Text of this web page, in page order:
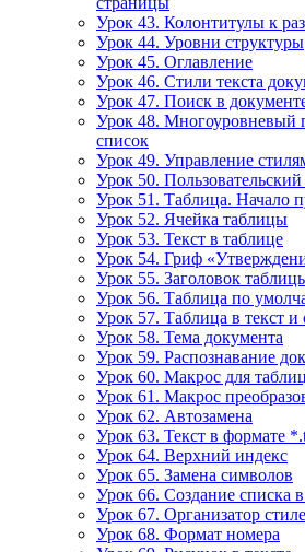
Урок 43. Колонтитулы к
Урок 44. Уровни структуры
Урок 45. Оглавление
Урок 46. Стили текста
Урок 47. Поиск в
Урок 48. Многоуровневый
список
Урок 49. Управление
Урок 50.
Урок 51. Таблица. Начало
Урок 52. Ячейка таблицы
Урок 53. Текст в таблице
Урок 54. Гриф
Урок 55. Заголовок
Урок 56. Таблица по
Урок 57. Таблица в текст и
Урок 58. Тема документа
Урок 59. Распознавание
Урок 60. Макрос для
Урок 61. Макрос
Урок 62. Автозамена
Урок 63. Текст в формате
Урок 64. Верхний индекс
Урок 65. Замена символов
Урок 66. Создание списка в
Урок 67. Организатор
Урок 68. Формат номера